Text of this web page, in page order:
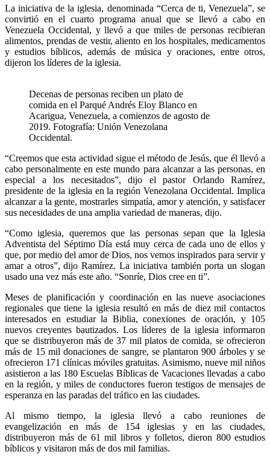
La iniciativa de la iglesia, denominada “Cerca de ti, Venezuela”, se
convirtió en el cuarto programa anual que se llevó a cabo en
Venezuela Occidental, y llevó a que miles de personas recibieran
alimentos, prendas de vestir, aliento en los hospitales, medicamentos
y estudios bíblicos, además de música y oraciones, entre otros,
dijeron los líderes de la iglesia.
Decenas de personas reciben un plato de
comida en el Parqué Andrés Eloy Blanco en
Acarigua, Venezuela, a comienzos de agosto de
2019. Fotografía: Unión Venezolana
Occidental.
“Creemos que esta actividad sigue el método de Jesús, que él llevó a
cabo personalmente en este mundo para alcanzar a las personas, en
especial a los necesitados”, dijo el pastor Orlando Ramírez,
presidente de la iglesia en la región Venezolana Occidental. Implica
alcanzar a la gente, mostrarles simpatía, amor y atención, y satisfacer
sus necesidades de una amplia variedad de maneras, dijo.
“Como iglesia, queremos que las personas sepan que la Iglesia
Adventista del Séptimo Día está muy cerca de cada uno de ellos y
que, por medio del amor de Dios, nos vemos inspirados para servir y
amar a otros”, dijo Ramírez. La iniciativa también porta un slogan
usado una vez más este año. “Sonríe, Dios cree en ti”.
Meses de planificación y coordinación en las nueve asociaciones
regionales que tiene la iglesia resultó en más de diez mil contactos
interesados en estudiar la Biblia, conexiones de oración, y 105
nuevos creyentes bautizados. Los líderes de la iglesia informaron
que se distribuyeron más de 37 mil platos de comida, se ofrecieron
más de 15 mil donaciones de sangre, se plantaron 900 árboles y se
ofrecieron 171 clínicas móviles gratuitas. Asimismo, nueve mil niños
asistieron a las 180 Escuelas Bíblicas de Vacaciones llevadas a cabo
en la región, y miles de conductores fueron testigos de mensajes de
esperanza en las paradas del tráfico en las ciudades.
Al mismo tiempo, la iglesia llevó a cabo reuniones de
evangelización en más de 154 iglesias y en las ciudades,
distribuyeron más de 61 mil libros y folletos, dieron 800 estudios
bíblicos y visitaron más de dos mil familias.